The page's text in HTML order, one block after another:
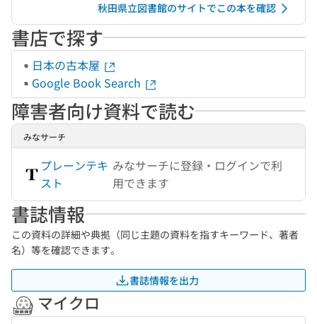
秋田県立図書館のサイトでこの本を確認
書店で探す
日本の古本屋
Google Book Search
障害者向け資料で読む
みなサーチ
プレーンテキ
スト
みなサーチに登録・ログインで利
用できます
書誌情報
この資料の詳細や典拠（同じ主題の資料を指すキーワード、著者
名）等を確認できます。
書誌情報を出力
マイクロ